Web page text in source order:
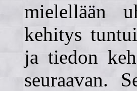
mielellään
kehitys
ja tiedon
seuraavan.